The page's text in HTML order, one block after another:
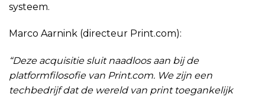
systeem.
Marco Aarnink (directeur Print.com):
“Deze acquisitie sluit naadloos aan bij de
platformfilosofie van Print.com. We zijn een
techbedrijf dat de wereld van print toegankelijk